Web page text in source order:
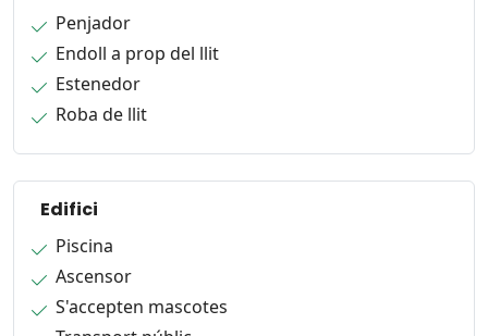
Penjador
Endoll a prop del llit
Estenedor
Roba de llit
Edifici
Piscina
Ascensor
S'accepten mascotes